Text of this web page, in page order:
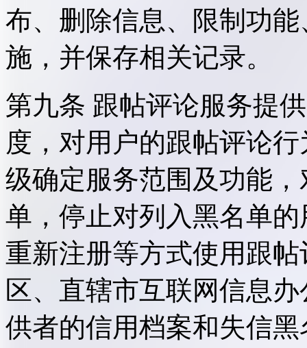
布、删除信息、限制功
施，并保存相关记录。
第九条 跟帖评论服务提
度，对用户的跟帖评论
级确定服务范围及功能
单，停止对列入黑名单
重新注册等方式使用跟
区、直辖市互联网信息
供者的信用档案和失信